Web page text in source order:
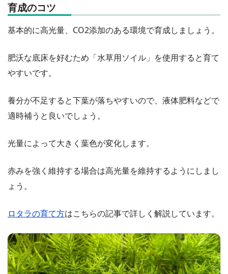
育成のコツ
基本的に高光量、CO2添加のある環境で育成しましょう。
肥沃な底床を好むため「水草用ソイル」を使用すると育て
やすいです。
養分が不足すると下葉が落ちやすいので、液体肥料などで
適時補うと良いでしょう。
光量によって大きく葉色が変化します。
赤みを強く維持する場合は高光量を維持するようにしまし
ょう。
ロタラの育て方はこちらの記事で詳しく解説しています。